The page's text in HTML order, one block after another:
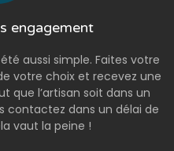
engagement
aussi simple. Faites votre
votre choix et recevez une
que l’artisan soit dans un
contactez dans un délai de
vaut la peine !